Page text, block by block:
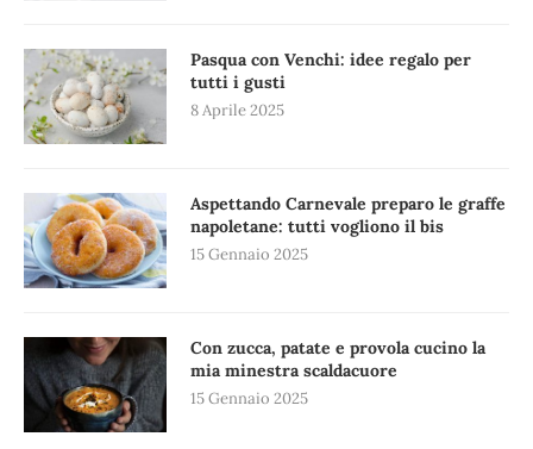
Pasqua con Venchi: idee regalo per
tutti i gusti
8 Aprile 2025
Aspettando Carnevale preparo le graffe
napoletane: tutti vogliono il bis
15 Gennaio 2025
Con zucca, patate e provola cucino la
mia minestra scaldacuore
15 Gennaio 2025